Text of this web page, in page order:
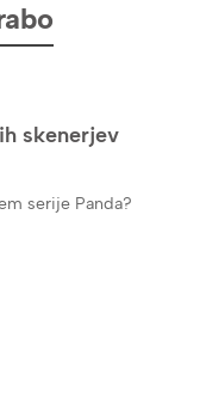
skenerjev
serije Panda?